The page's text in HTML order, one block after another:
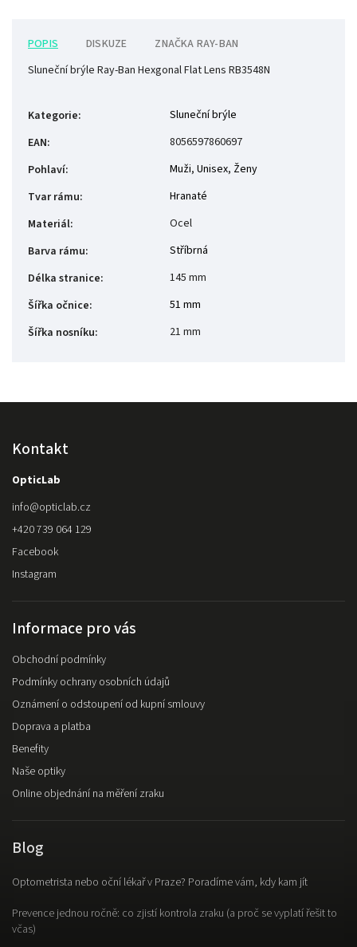
POPIS DISKUZE ZNAČKA RAY-BAN
Sluneční brýle Ray-Ban Hexgonal Flat Lens RB3548N
Kategorie:
Sluneční brýle
EAN:
8056597860697
Pohlaví: Muži, Unisex, Ženy
Tvar rámu:
Hranaté
Materiál:
Ocel
Barva rámu:
Stříbrná
Délka stranice:
145 mm
Šířka očnice:
51 mm
Šířka nosníku: 21 mm
Kontakt
OpticLab
info@opticlab.cz
+420 739 064 129
Facebook
Instagram
Informace pro vás
Obchodní podmínky
Podmínky ochrany osobních údajů
Oznámení o odstoupení od kupní smlouvy
Doprava a platba
Benefity
Naše optiky
Online objednání na měření zraku
Blog
Optometrista nebo oční lékař v Praze? Poradíme vám, kdy kam jít
Prevence jednou ročně: co zjistí kontrola zraku (a proč se vyplatí řešit to
včas)